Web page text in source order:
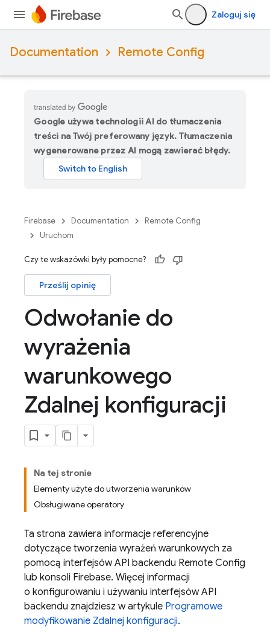
Zaloguj się
Documentation Remote Config
Google używa technologii AI do tłumaczenia
treści na Twój preferowany język. Tłumaczenia
wygenerowane przez AI mogą zawierać błędy.
Firebase Documentation
Remote Config
Uruchom
Czy te wskazówki były pomocne?
Prześlij opinię
Odwołanie do
wyrażenia
warunkowego
Zdalnej konfiguracji
Na tej stronie
Elementy użyte do utworzenia warunków
Obsługiwane operatory
Ta strona zawiera informacje referencyjne
dotyczące tworzenia wyrażeń warunkowych za
pomocą interfejsów API backendu Remote Config
lub konsoli Firebase. Więcej informacji
o konfigurowaniu i używaniu interfejsów API
backendu znajdziesz w artykule Programowe
modyfikowanie Zdalnej konfiguracji.